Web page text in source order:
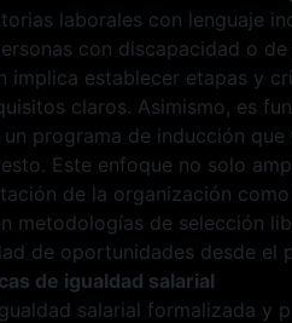
laborales con lenguaje
con discapacidad o
implica establecer etapas y
claros. Asimismo, es
un programa de inducción
Este enfoque no solo
de la organización
metodologías de selección
de oportunidades desde el
de igualdad salarial
salarial formalizada y